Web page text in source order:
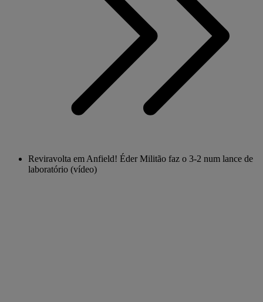
Reviravolta em Anfield! Éder Militão faz o 3-2 num lance de
laboratório (vídeo)